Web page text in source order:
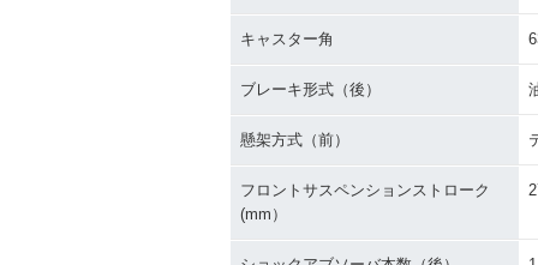
キャスター角
ブレーキ形式（後）
懸架方式（前）
フロントサスペンションストローク
(mm）